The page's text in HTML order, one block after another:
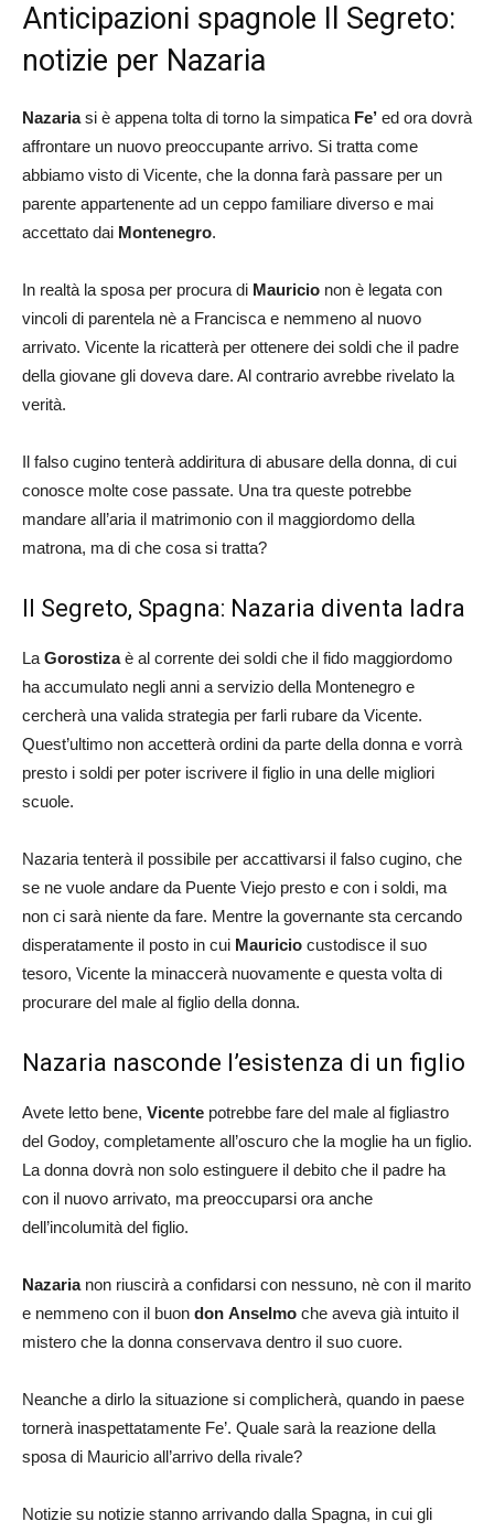
Anticipazioni spagnole Il Segreto:
notizie per Nazaria
Nazariasi è appena tolta di torno la simpatica Fe’ ed ora dovrà
affrontare un nuovo preoccupante arrivo. Si tratta come
abbiamo visto di Vicente, che la donna farà passare per un
parente appartenente ad un ceppo familiare diverso e mai
accettato dai Montenegro.
In realtà la sposa per procura di Mauricio non è legata con
vincoli di parentela nè a Francisca e nemmeno al nuovo
arrivato. Vicente la ricatterà per ottenere dei soldi che il padre
della giovane gli doveva dare. Al contrario avrebbe rivelato la
verità.
Il falso cugino tenterà addiritura di abusare della donna, di cui
conosce molte cose passate. Una tra queste potrebbe
mandare all’aria il matrimonio con il maggiordomo della
matrona, ma di che cosa si tratta?
Il Segreto, Spagna: Nazaria diventa ladra
La Gorostizaè al corrente dei soldi che il fido maggiordomo
ha accumulato negli anni a servizio della Montenegro e
cercherà una valida strategia per farli rubare da Vicente.
Quest’ultimo non accetterà ordini da parte della donna e vorrà
presto i soldi per poter iscrivere il figlio in una delle migliori
scuole.
Nazaria tenterà il possibile per accattivarsi il falso cugino, che
se ne vuole andare da Puente Viejo presto e con i soldi, ma
non ci sarà niente da fare. Mentre la governante sta cercando
disperatamente il posto in cui Mauricio custodisce il suo
tesoro, Vicente la minaccerà nuovamente e questa volta di
procurare del male al figlio della donna.
Nazaria nasconde l’esistenza di un figlio
Avete letto bene, Vicente potrebbe fare del male al figliastro
del Godoy, completamente all’oscuro che la moglie ha un figlio.
La donna dovrà non solo estinguere il debito che il padre ha
con il nuovo arrivato, ma preoccuparsi ora anche
dell’incolumità del figlio.
Nazarianon riuscirà a confidarsi con nessuno, nè con il marito
e nemmeno con il buon don Anselmo che aveva già intuito il
mistero che la donna conservava dentro il suo cuore.
Neanche a dirlo la situazione si complicherà, quando in paese
tornerà inaspettatamente Fe’. Quale sarà la reazione della
sposa di Mauricio all’arrivo della rivale?
Notizie su notizie stanno arrivando dalla Spagna, in cui gli